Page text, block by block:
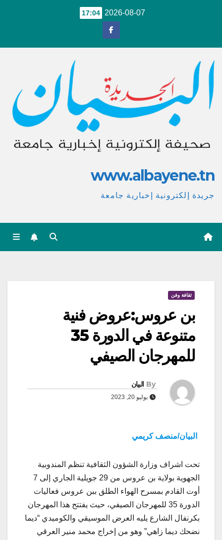
2026-08-07
17:04
www.albayene.tn
جريدة إلكترونية إخبارية جامعة
ثقافة وفن
بن عروس:عروض فنية
متنوعة في الدورة 35
للمهرجان الصيفي
By البيان
يوليو 20, 2023
البيان/منصف كريمي
تحت اشراف وزارة الشؤون الثقافية تنظم المندوبية
الجهوية بولاية بن عروس من 29 جويلية الجاري إلى 7
أوت القادم بمسرح الهواء الطلق ببن عروس فعاليات
الدورة 35 للمهرجان الصيفي، حيث يفتتح هذا المهرجان
بكرنفال الشارع يليه العرض الموسيقي والكوميدي “ديما
نضحك ديما زاهي” وهو من إخراج محمد منير العرقي